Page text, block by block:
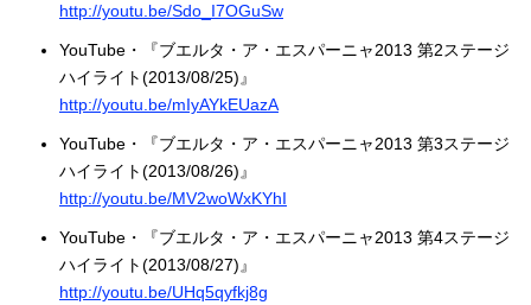
http://youtu.be/Sdo_I7OGuSw
YouTube・『ブエルタ・ア・エスパーニャ2013 第2ステージ
ハイライト(2013/08/25)』
http://youtu.be/mIyAYkEUazA
YouTube・『ブエルタ・ア・エスパーニャ2013 第3ステージ
ハイライト(2013/08/26)』
http://youtu.be/MV2woWxKYhI
YouTube・『ブエルタ・ア・エスパーニャ2013 第4ステージ
ハイライト(2013/08/27)』
http://youtu.be/UHq5qyfkj8g